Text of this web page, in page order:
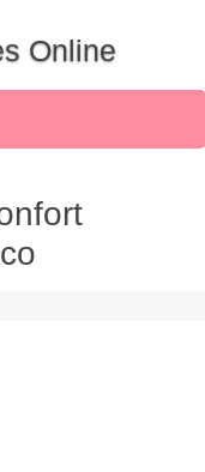
Online